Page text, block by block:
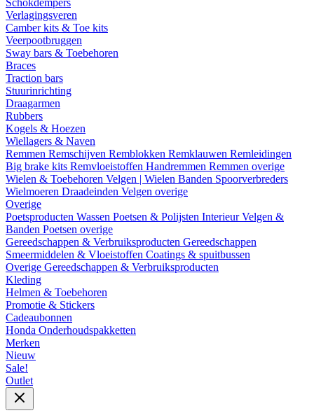
Schokdempers
Verlagingsveren
Camber kits & Toe kits
Veerpootbruggen
Sway bars & Toebehoren
Braces
Traction bars
Stuurinrichting
Draagarmen
Rubbers
Kogels & Hoezen
Wiellagers & Naven
Remmen Remschijven Remblokken Remklauwen Remleidingen
Big brake kits Remvloeistoffen Handremmen Remmen overige
Wielen & Toebehoren Velgen | Wielen Banden Spoorverbreders
Wielmoeren Draadeinden Velgen overige
Overige
Poetsproducten Wassen Poetsen & Polijsten InterieurVelgen &
Banden Poetsen overige
Gereedschappen & Verbruiksproducten Gereedschappen
Smeermiddelen & Vloeistoffen Coatings & spuitbussen
Overige Gereedschappen & Verbruiksproducten
Kleding
Helmen & Toebehoren
Promotie & Stickers
Cadeaubonnen
Honda Onderhoudspakketten
Merken
Nieuw
Sale!
Outlet